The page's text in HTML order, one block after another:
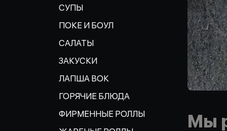
СУПЫ
ПОКЕ И БОУЛ
САЛАТЫ
ЗАКУСКИ
ЛАПША ВОК
ГОРЯЧИЕ БЛЮДА
ФИРМЕННЫЕ РОЛЛЫ
Мы